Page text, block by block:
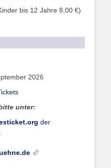
bis 12 Jahre 8,00 €)
2026
unter:
der